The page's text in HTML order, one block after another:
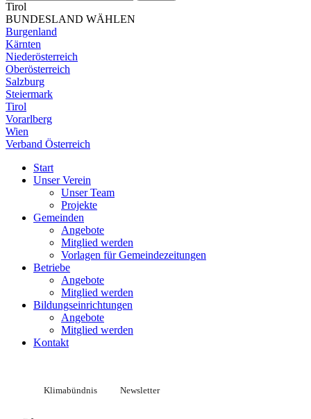
Tirol
BUNDESLAND WÄHLEN
Burgenland
Kärnten
Niederösterreich
Oberösterreich
Salzburg
Steiermark
Tirol
Vorarlberg
Wien
Verband Österreich
Start
Unser Verein
Unser Team
Projekte
Gemeinden
Angebote
Mitglied werden
Vorlagen für Gemeindezeitungen
Betriebe
Angebote
Mitglied werden
Bildungseinrichtungen
Angebote
Mitglied werden
Kontakt
Klimabündnis Newsletter